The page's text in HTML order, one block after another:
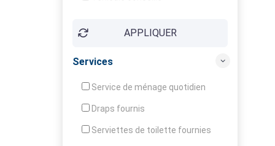
APPLIQUER
Services
Service de ménage quotidien
Draps fournis
Serviettes de toilette fournies